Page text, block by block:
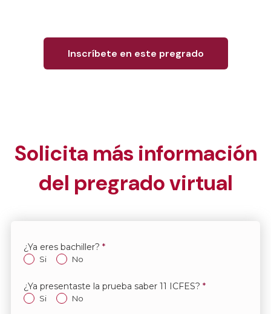
Inscríbete en este pregrado
Solicita más información
del pregrado virtual
¿Ya eres bachiller? *
Si No
¿Ya presentaste la prueba saber 11 ICFES? *
Si No